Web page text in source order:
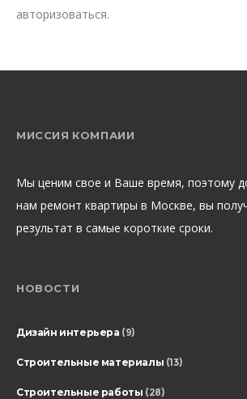
авторизоваться.
МИССИЯ КОМПАИИ
Мы ценим свое и Ваше время, поэтому
нам ремонт квартиры в Москве, вы
результат в самые короткие сроки.
НОВОСТИ
Дизайн интерьера (9)
Строительные материалы (13)
Строительные работы (28)